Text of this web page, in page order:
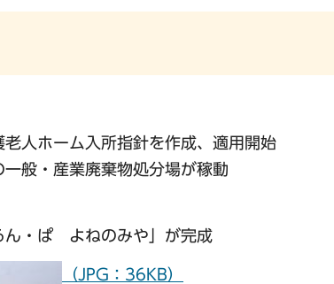
老人ホーム入所指針を作成、適用開始
般・産業廃棄物処分場が稼動
ん・ぱ よねのみや」が完成
（JPG：36KB）